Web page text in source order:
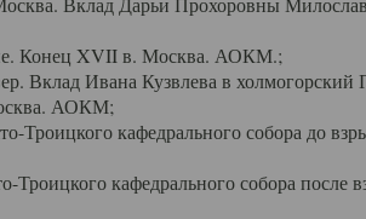
Конец XVII в. Москва. АОКМ.;
Вклад Ивана Кузвлева в холмогорский
АОКМ;
кафедрального собора до
Троицкого кафедрального собора